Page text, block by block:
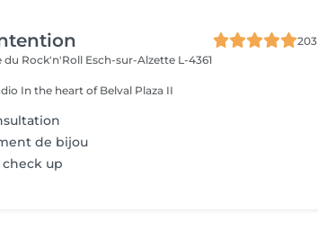
203
du Rock'n'Roll Esch-sur-Alzette L-4361
In the heart of Belval Plaza II
de bijou
up